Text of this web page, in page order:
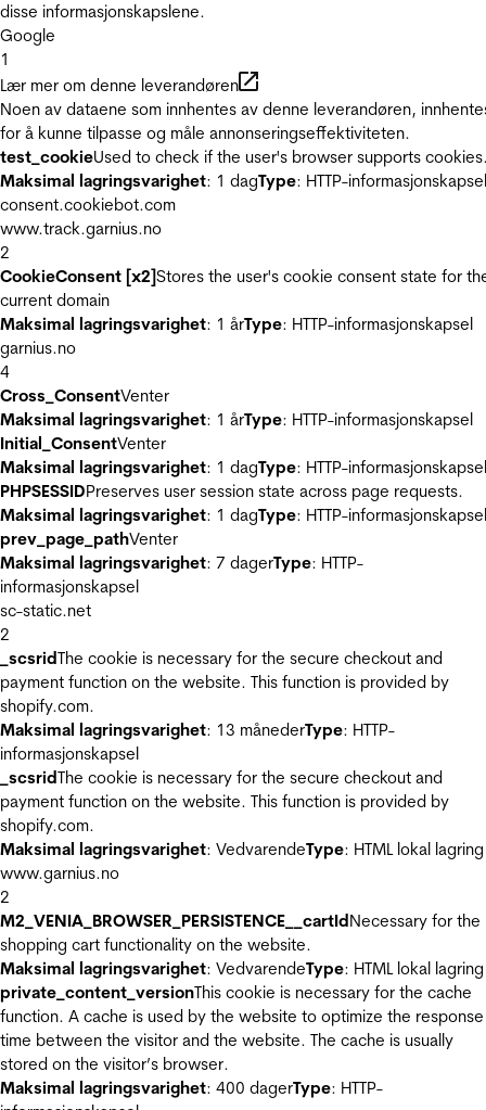
disse informasjonskapslene.
Google
1
Lær mer om denne leverandøren
Noen av dataene som innhentes av denne leverandøren,
for å kunne tilpasse og måle annonseringseffektiviteten.
test_cookieUsed to check if the user's browser supports
Maksimal lagringsvarighet: 1 dagType: HTTP-informasjonskapsel
consent.cookiebot.com
www.track.garnius.no
2
CookieConsent [x2]Stores the user's cookie consent state for
current domain
Maksimal lagringsvarighet: 1 årType: HTTP-informasjonskapsel
garnius.no
4
Cross_ConsentVenter
Maksimal lagringsvarighet: 1 årType: HTTP-informasjonskapsel
Initial_ConsentVenter
Maksimal lagringsvarighet: 1 dagType: HTTP-informasjonskapsel
PHPSESSIDPreserves user session state across page requests.
Maksimal lagringsvarighet: 1 dagType: HTTP-informasjonskapsel
prev_page_pathVenter
Maksimal lagringsvarighet: 7 dagerType: HTTP-
informasjonskapsel
sc-static.net
2
_scsridThe cookie is necessary for the secure checkout and
payment function on the website. This function is provided by
shopify.com.
Maksimal lagringsvarighet: 13 månederType: HTTP-
informasjonskapsel
_scsridThe cookie is necessary for the secure checkout and
payment function on the website. This function is provided by
shopify.com.
Maksimal lagringsvarighet: VedvarendeType: HTML lokal lagring
www.garnius.no
2
M2_VENIA_BROWSER_PERSISTENCE__cartIdNecessary for the
shopping cart functionality on the website.
Maksimal lagringsvarighet: VedvarendeType: HTML lokal lagring
private_content_versionThis cookie is necessary for the cache
function. A cache is used by the website to optimize the response
time between the visitor and the website. The cache is usually
stored on the visitor’s browser.
Maksimal lagringsvarighet: 400 dagerType: HTTP-